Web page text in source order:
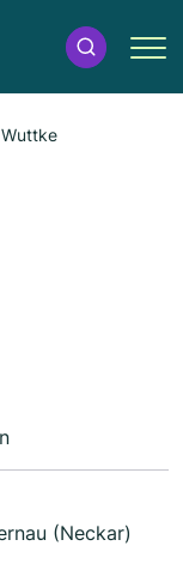
(Neckar)